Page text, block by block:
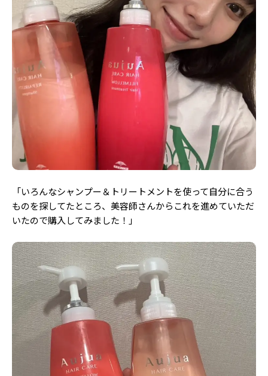
「いろんなシャンプー＆トリートメントを使って自分に合う
ものを探してたところ、美容師さんからこれを進めていただ
いたので購入してみました！」